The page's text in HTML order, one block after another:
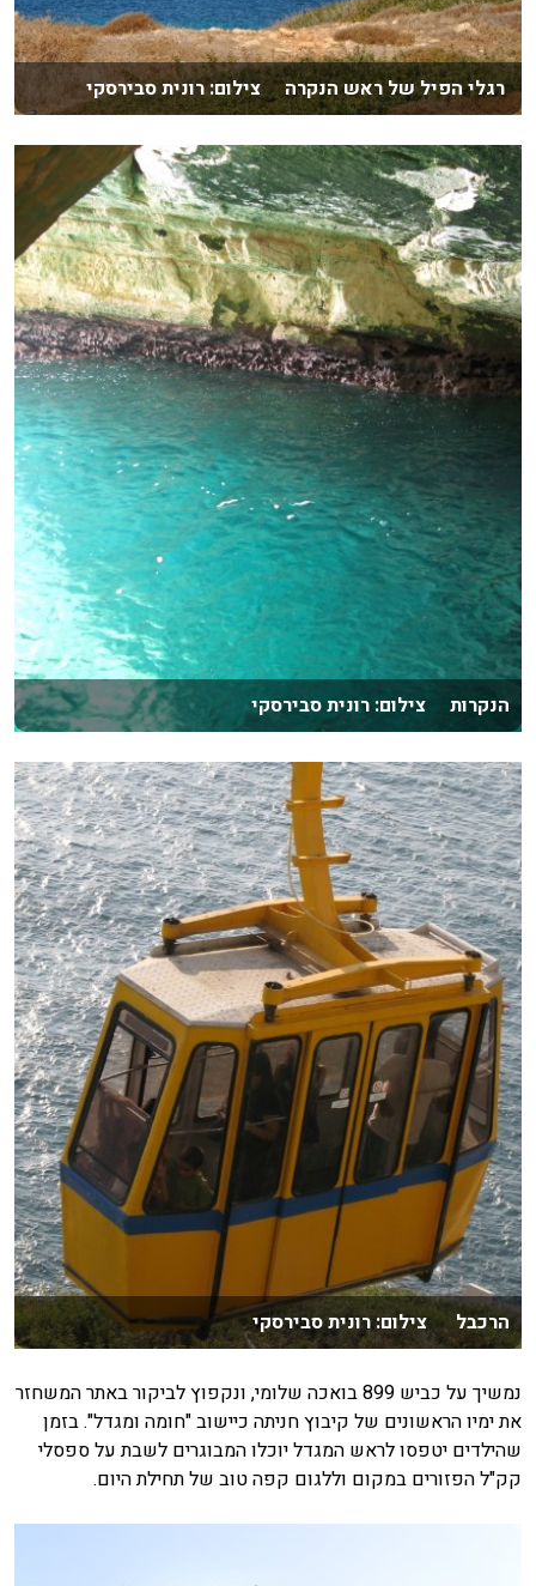
רגלי הפיל של ראש הנקרה צילום: רונית סבירסקי
הנקרות צילום: רונית סבירסקי
הרכבל צילום: רונית סבירסקי
נמשיך על כביש 899 בואכה שלומי, ונקפוץ לביקור באתר המשחזר
את ימיו הראשונים של קיבוץ חניתה כיישוב "חומה ומגדל". בזמן
שהילדים יטפסו לראש המגדל יוכלו המבוגרים לשבת על ספסלי
קק"ל הפזורים במקום וללגום קפה טוב של תחילת היום.